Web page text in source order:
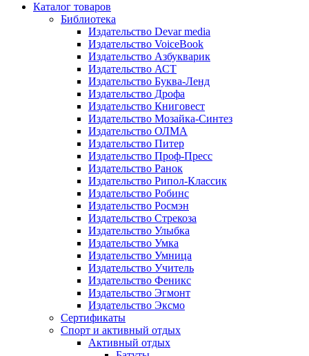
Каталог товаров
Библиотека
Издательство Devar media
Издательство VoiceBook
Издательство Азбукварик
Издательство АСТ
Издательство Буква-Ленд
Издательство Дрофа
Издательство Книговест
Издательство Мозайка-Синтез
Издательство ОЛМА
Издательство Питер
Издательство Проф-Пресс
Издательство Ранок
Издательство Рипол-Классик
Издательство Робинс
Издательство Росмэн
Издательство Стрекоза
Издательство Улыбка
Издательство Умка
Издательство Умница
Издательство Учитель
Издательство Феникс
Издательство Эгмонт
Издательство Эксмо
Сертификаты
Спорт и активный отдых
Активный отдых